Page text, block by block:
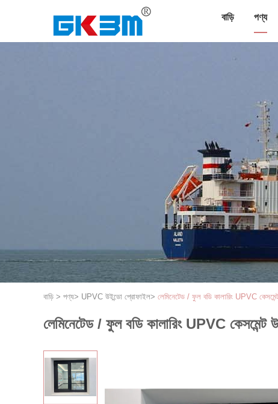
বাড়ি পণ্য
বাড়ি > পণ্য> UPVC উইন্ডো প্রোফাইল> লেমিনেটেড / ফুল বডি কালারিং UPVC
লেমিনেটেড / ফুল বডি কালারিং UPVC